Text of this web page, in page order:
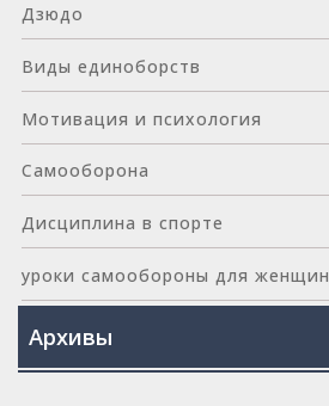
Дзюдо
Виды единоборств
Мотивация и психология
Самооборона
Дисциплина в спорте
уроки самообороны для женщин
Архивы